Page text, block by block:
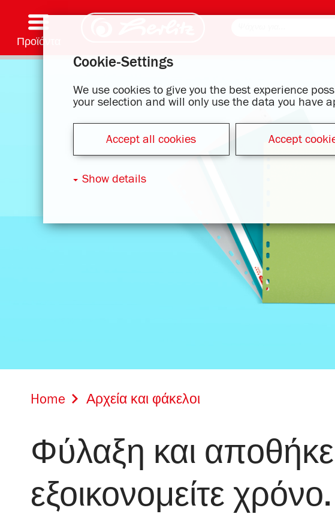
Προϊόντα
Home Αρχεία και φάκελοι
Φύλαξη και
εξοικονομείτε χρόνο.
Cookie-Settings
We use cookies to give you the best experience
your selection and will only use the data you have
Accept all cookies Accept
Show details